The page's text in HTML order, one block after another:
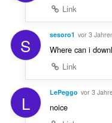
Link
S sesoro1 vor 3
Where can i
Link
L LePeggo vor 3
noice